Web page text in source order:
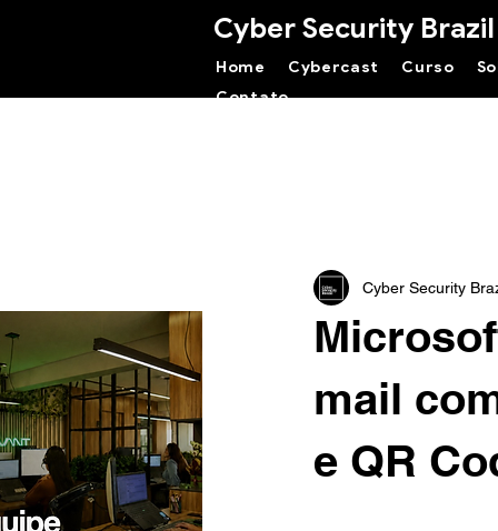
Cyber Security Brazil
Home Cybercast Curso
Contato
mail
e QR
Cyber Security